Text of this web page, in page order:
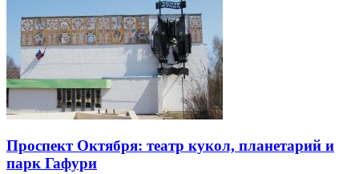
Проспект Октября: театр кукол, планетарий и
парк Гафури